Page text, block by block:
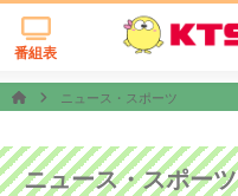
番組表
ニュース・スポーツ
ニュース・スポーツ